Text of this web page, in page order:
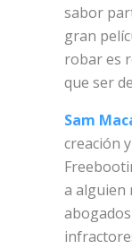
sabor
gran
robar es
que ser
Sam
creación
a alguien